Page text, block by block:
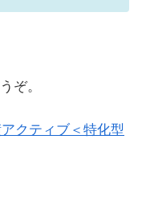
ぞ。
クティブ＜特化型